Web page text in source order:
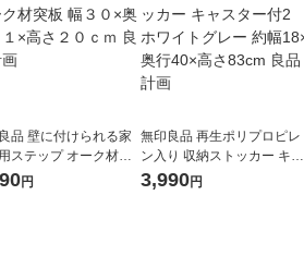
品 壁に付けられる家
ステップ オーク材突
０×奥行２１×高さ２
円
無印良品 再生ポリプロピレ
ン入り 収納ストッカー キャ
スター付2 ホワイトグレー
3,990円